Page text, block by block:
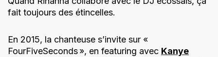
fait toujours des étincelles.
En 2015, la chanteuse s’invite sur «
FourFiveSeconds », en featuring avec Kanye